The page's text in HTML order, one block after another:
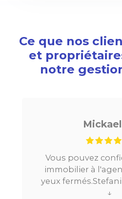
Ce que nos
et
notre
Vous pouvez
immobilier à
yeux
tout au long du↓